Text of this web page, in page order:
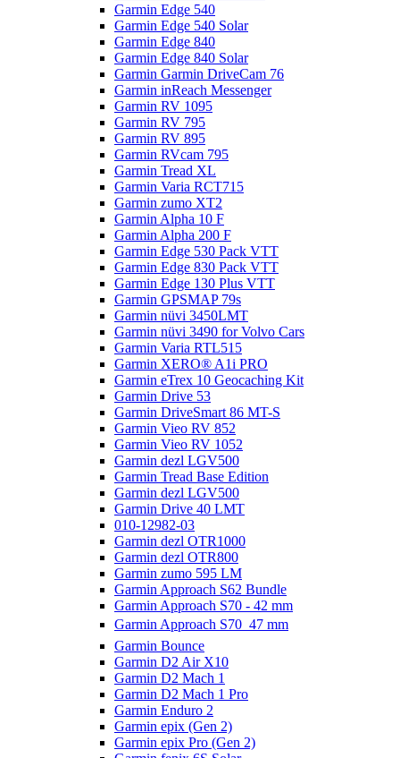
Garmin Edge 540
Garmin Edge 540 Solar
Garmin Edge 840
Garmin Edge 840 Solar
Garmin Garmin DriveCam 76
Garmin inReach Messenger
Garmin RV 1095
Garmin RV 795
Garmin RV 895
Garmin RVcam 795
Garmin Tread XL
Garmin Varia RCT715
Garmin zumo XT2
Garmin Alpha 10 F
Garmin Alpha 200 F
Garmin Edge 530 Pack VTT
Garmin Edge 830 Pack VTT
Garmin Edge 130 Plus VTT
Garmin GPSMAP 79s
Garmin nüvi 3450LMT
Garmin nüvi 3490 for Volvo Cars
Garmin Varia RTL515
Garmin XERO® A1i PRO
Garmin eTrex 10 Geocaching Kit
Garmin Drive 53
Garmin DriveSmart 86 MT-S
Garmin Vieo RV 852
Garmin Vieo RV 1052
Garmin dezl LGV500
Garmin Tread Base Edition
Garmin dezl LGV500
Garmin Drive 40 LMT
010-12982-03
Garmin dezl OTR1000
Garmin dezl OTR800
Garmin zumo 595 LM
Garmin Approach S62 Bundle
Garmin Approach S70 - 42 mm
Garmin Approach S70  47 mm
Garmin Bounce
Garmin D2 Air X10
Garmin D2 Mach 1
Garmin D2 Mach 1 Pro
Garmin Enduro 2
Garmin epix (Gen 2)
Garmin epix Pro (Gen 2)